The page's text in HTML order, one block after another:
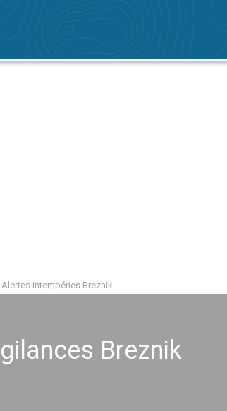
Alertes intempéries Breznik
Breznik